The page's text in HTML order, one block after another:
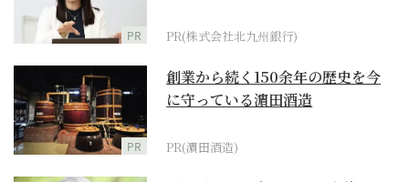
PR PR(株式会社北九州銀行)
PR
創業から続く150余年の歴史を今
に守っている濵田酒造
PR(濵田酒造)